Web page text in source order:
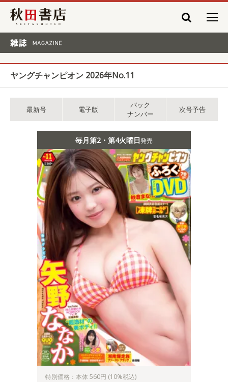
秋田書店
ヤングチャンピオン 2026年No.11
最新号 電子版
バック
ナンバー
次号予告
毎月第2・第4火曜日発売
特別価格：本体 560円 (10%税込)